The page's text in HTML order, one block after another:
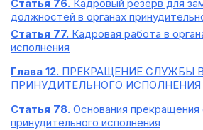
Статья 76. Кадровый резерв для
должностей в органах
Статья 77. Кадровая работа в
исполнения
Глава 12. ПРЕКРАЩЕНИЕ СЛУЖБЫ
ПРИНУДИТЕЛЬНОГО ИСПОЛНЕНИЯ
Статья 78. Основания прекращения
принудительного исполнения